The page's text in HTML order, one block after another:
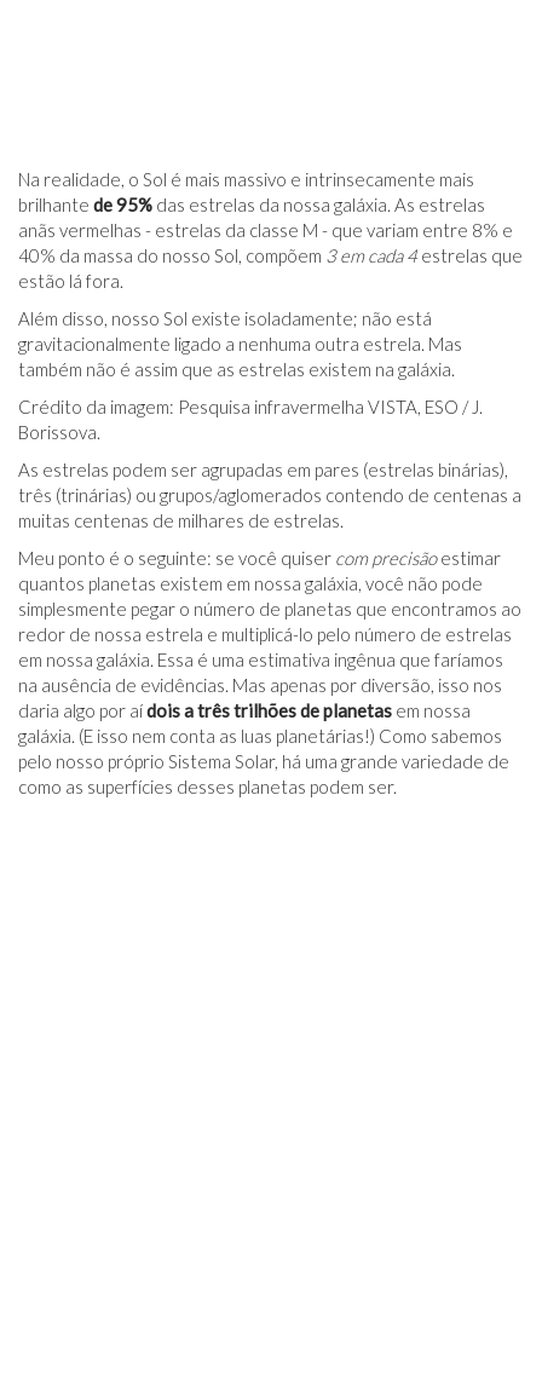
Na realidade, o Sol é mais massivo e intrinsecamente mais
brilhante de 95% das estrelas da nossa galáxia. As estrelas
anãs vermelhas - estrelas da classe M - que variam entre 8% e
40% da massa do nosso Sol, compõem 3 em cada 4estrelas que
estão lá fora.
Além disso, nosso Sol existe isoladamente; não está
gravitacionalmente ligado a nenhuma outra estrela. Mas
também não é assim que as estrelas existem na galáxia.
Crédito da imagem: Pesquisa infravermelha VISTA, ESO / J.
Borissova.
As estrelas podem ser agrupadas em pares (estrelas binárias),
três (trinárias) ou grupos/aglomerados contendo de centenas a
muitas centenas de milhares de estrelas.
Meu ponto é o seguinte: se você quiser com precisãoestimar
quantos planetas existem em nossa galáxia, você não pode
simplesmente pegar o número de planetas que encontramos ao
redor de nossa estrela e multiplicá-lo pelo número de estrelas
em nossa galáxia. Essa é uma estimativa ingênua que faríamos
na ausência de evidências. Mas apenas por diversão, isso nos
daria algo por aídois a três trilhões de planetas em nossa
galáxia. (E isso nem conta as luas planetárias!) Como sabemos
pelo nosso próprio Sistema Solar, há uma grande variedade de
como as superfícies desses planetas podem ser.